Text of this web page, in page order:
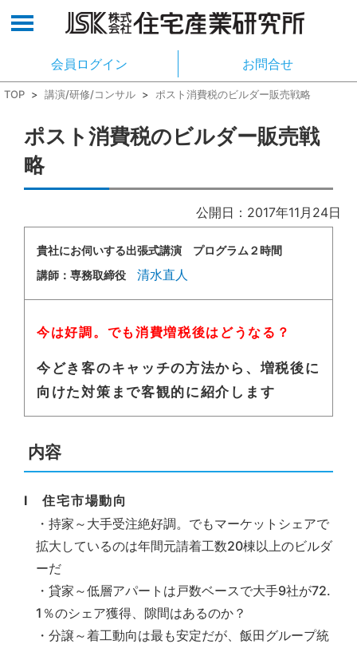
会員ログイン お問合せ
TOP > 講演/研修/コンサル > ポスト消費税のビルダー販売戦略
ポスト消費税のビルダー販売戦
略
公開日：2017年11月24日
貴社にお伺いする出張式講演 プログラム２時間
講師：専務取締役 清水直人
今は好調。でも消費増税後はどうなる？
今どき客のキャッチの方法から、増税後に
向けた対策まで客観的に紹介します
内容
Ⅰ 住宅市場動向
・持家～大手受注絶好調。でもマーケットシェアで
拡大しているのは年間元請着工数20棟以上のビルダ
ーだ
・貸家～低層アパートは戸数ベースで大手9社が72.
1％のシェア獲得、隙間はあるのか？
・分譲～着工動向は最も安定だが、飯田グループ統